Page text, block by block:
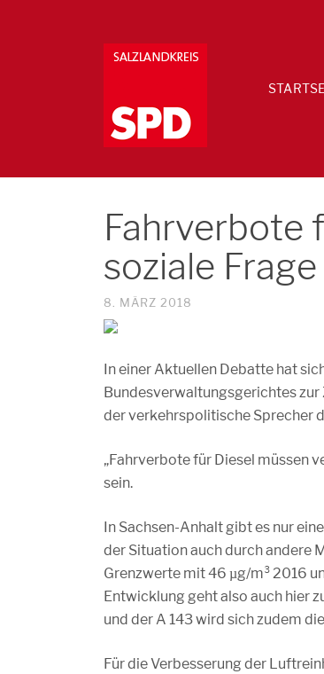
Fahrverbote
soziale Frage
8. MÄRZ 2018
In einer Aktuellen Debatte hat
Bundesverwaltungsgerichtes
der verkehrspolitische Sprecher
„Fahrverbote für Diesel müssen
sein.
In Sachsen-Anhalt gibt es nur
der Situation auch durch andere
Grenzwerte mit 46 µg/m³ 2016
Entwicklung geht also auch hier
und der A 143 wird sich zudem
Für die Verbesserung der